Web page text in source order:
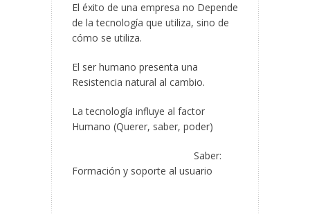
El éxito de una empresa no Depende
de la tecnología que utiliza, sino de
cómo se utiliza.
El ser humano presenta una
Resistencia natural al cambio.
La tecnología influye al factor
Humano (Querer, saber, poder)
Saber:
Formación y soporte al usuario